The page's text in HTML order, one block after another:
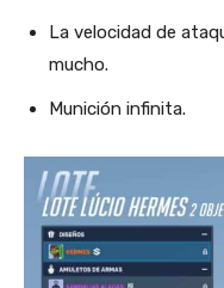
La velocidad de
mucho.
Munición infinita.